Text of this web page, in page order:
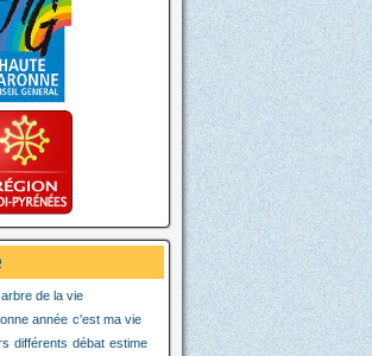
arbre de la vie
année c'est ma vie
différents débat estime